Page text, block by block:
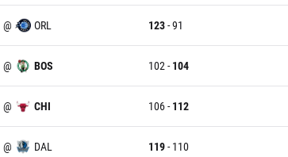
@ ORL 123-91
@ BOS 102- 104
@ CHI 106- 112
@ DAL 119- 110